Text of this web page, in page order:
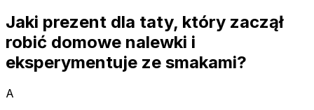
Jaki prezent dla taty, który zaczął
robić domowe nalewki i
eksperymentuje ze smakami?
A